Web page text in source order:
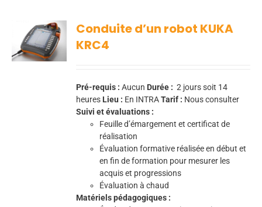
Conduite d’un robot KUKA
KRC4
Pré-requis : Aucun Durée : 2 jours soit 14
heures Lieu : En INTRATarif : Nous consulter
Suivi et évaluations :
Feuille d’émargement et certificat de
réalisation
Évaluation formative réalisée en début et
en fin de formation pour mesurer les
acquis et progressions
Évaluation à chaud
Matériels pédagogiques :